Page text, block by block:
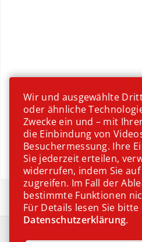
30 Minuten
Wir und ausgewählte
oder ähnliche
Zwecke ein und – mit
die Einbindung von
Besuchermessung. Ihre
Sie jederzeit erteilen,
widerrufen, indem Sie
zugreifen. Im Fall der
bestimmte Funktionen
Für Details lesen Sie
Datenschutzerklärung.